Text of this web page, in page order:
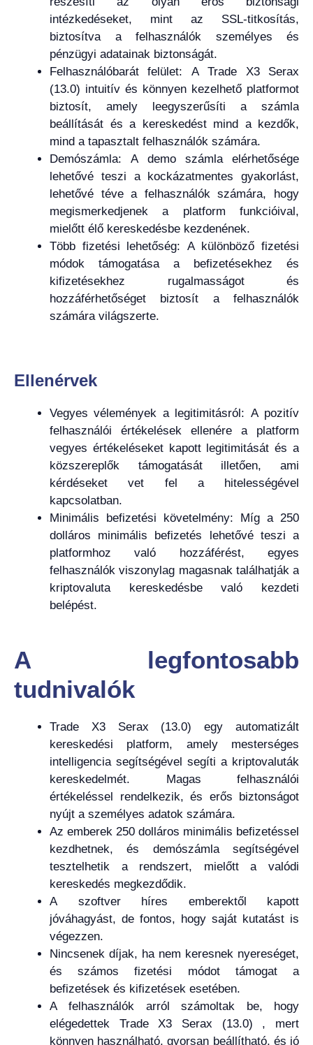
intézkedéseket, mint az SSL-titkosítás,
biztosítva a felhasználók személyes és
pénzügyi adatainak biztonságát.
Felhasználóbarát felület: A Trade X3 Serax
(13.0) intuitív és könnyen kezelhető platformot
biztosít, amely leegyszerűsíti a számla
beállítását és a kereskedést mind a kezdők,
mind a tapasztalt felhasználók számára.
Demószámla: A demo számla elérhetősége
lehetővé teszi a kockázatmentes gyakorlást,
lehetővé téve a felhasználók számára, hogy
megismerkedjenek a platform funkcióival,
mielőtt élő kereskedésbe kezdenének.
Több fizetési lehetőség: A különböző fizetési
módok támogatása a befizetésekhez és
kifizetésekhez rugalmasságot és
hozzáférhetőséget biztosít a felhasználók
számára világszerte.
Ellenérvek
Vegyes vélemények a legitimitásról: A pozitív
felhasználói értékelések ellenére a platform
vegyes értékeléseket kapott legitimitását és a
közszereplők támogatását illetően, ami
kérdéseket vet fel a hitelességével
kapcsolatban.
Minimális befizetési követelmény: Míg a 250
dolláros minimális befizetés lehetővé teszi a
platformhoz való hozzáférést, egyes
felhasználók viszonylag magasnak találhatják a
kriptovaluta kereskedésbe való kezdeti
belépést.
A legfontosabb
tudnivalók
Trade X3 Serax (13.0) egy automatizált
kereskedési platform, amely mesterséges
intelligencia segítségével segíti a kriptovaluták
kereskedelmét. Magas felhasználói
értékeléssel rendelkezik, és erős biztonságot
nyújt a személyes adatok számára.
Az emberek 250 dolláros minimális befizetéssel
kezdhetnek, és demószámla segítségével
tesztelhetik a rendszert, mielőtt a valódi
kereskedés megkezdődik.
A szoftver híres emberektől kapott
jóváhagyást, de fontos, hogy saját kutatást is
végezzen.
Nincsenek díjak, ha nem keresnek nyereséget,
és számos fizetési módot támogat a
befizetések és kifizetések esetében.
A felhasználók arról számoltak be, hogy
elégedettek Trade X3 Serax (13.0) , mert
könnyen használható, gyorsan beállítható, és jó